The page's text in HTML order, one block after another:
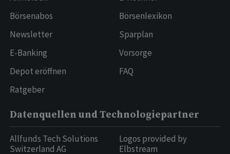
Börsenabos
Newsletter
E-Banking
Depot eröffnen
Ratgeber
Börsenlexikon
Sparplan
Vorsorge
FAQ
Datenquellen und Technologiepartner
Allfunds Tech Solutions
Switzerland AG
Logos provided by
Elbstream